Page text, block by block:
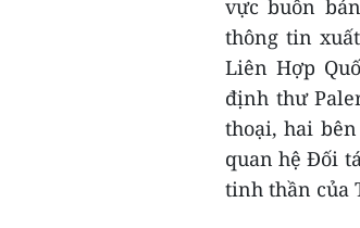
vực buôn
thông tin
Liên Hợp
định thư
thoại, hai
quan hệ Đối
tinh thần của